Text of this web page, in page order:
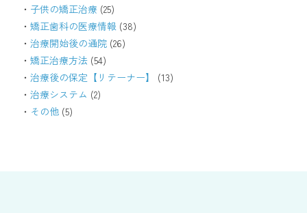
子供の矯正治療 (25)
矯正歯科の医療情報 (38)
治療開始後の通院 (26)
矯正治療方法 (54)
治療後の保定【リテーナー】
(13)
治療システム (2)
その他 (5)